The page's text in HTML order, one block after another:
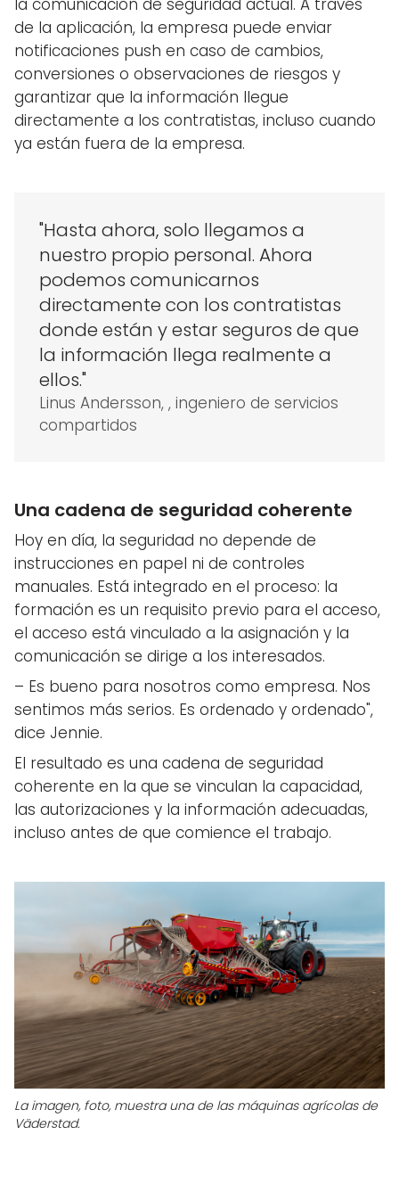
la comunicación de seguridad actual. A través
de la aplicación, la empresa puede enviar
notificaciones push en caso de cambios,
conversiones o observaciones de riesgos y
garantizar que la información llegue
directamente a los contratistas, incluso cuando
ya están fuera de la empresa.
"Hasta ahora, solo llegamos a
nuestro propio personal. Ahora
podemos comunicarnos
directamente con los contratistas
donde están y estar seguros de que
la información llega realmente a
ellos."
Linus Andersson, , ingeniero de servicios
compartidos
Una cadena de seguridad coherente
Hoy en día, la seguridad no depende de
instrucciones en papel ni de controles
manuales. Está integrado en el proceso: la
formación es un requisito previo para el acceso,
el acceso está vinculado a la asignación y la
comunicación se dirige a los interesados.
– Es bueno para nosotros como empresa. Nos
sentimos más serios. Es ordenado y ordenado",
dice Jennie.
El resultado es una cadena de seguridad
coherente en la que se vinculan la capacidad,
las autorizaciones y la información adecuadas,
incluso antes de que comience el trabajo.
La imagen, foto, muestra una de las máquinas agrícolas de
Väderstad.